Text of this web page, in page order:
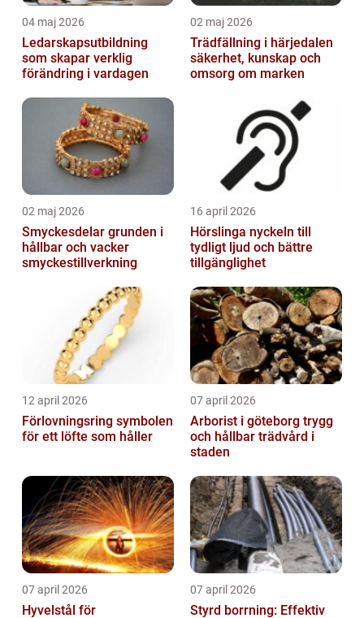
04 maj 2026
Ledarskapsutbildning
som skapar verklig
förändring i vardagen
02 maj 2026
Trädfällning i härjedalen
säkerhet, kunskap och
omsorg om marken
02 maj 2026
Smyckesdelar grunden i
hållbar och vacker
smyckestillverkning
16 april 2026
Hörslinga nyckeln till
tydligt ljud och bättre
tillgänglighet
12 april 2026
Förlovningsring symbolen
för ett löfte som håller
07 april 2026
Arborist i göteborg trygg
och hållbar trädvård i
staden
07 april 2026
Hyvelstål för
07 april 2026
Styrd borrning: Effektiv